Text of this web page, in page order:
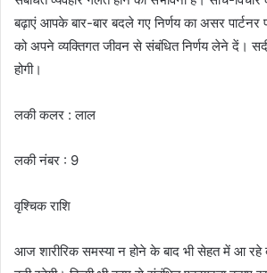
बढ़ाएं आपके बार-बार बदले गए निर्णय का असर पार्टनर
को अपने व्यक्तिगत जीवन से संबंधित निर्णय लेने दें।
होगी।
लकी कलर : लाल
लकी नंबर : 9
वृश्चिक राशि
आज शारीरिक समस्या न होने के बाद भी सेहत में आ रहे